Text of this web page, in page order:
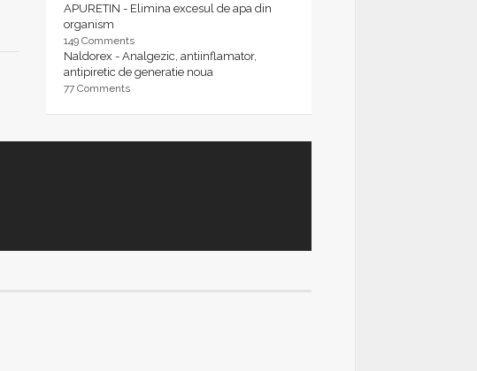
APURETIN - Elimina excesul de apa din
organism
149 Comments
Naldorex - Analgezic, antiinflamator,
antipiretic de generatie noua
77 Comments